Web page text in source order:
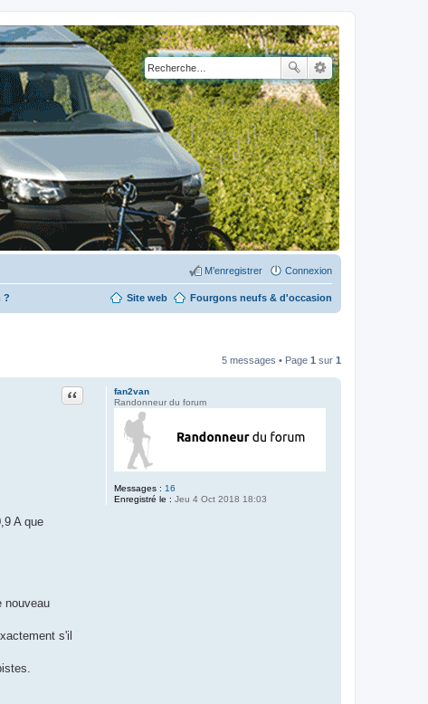
Connexion
M’enregistrer
? Fourgons neufs & d'occasion
Site web
5 messages • Page 1 sur 1
fan2van
Randonneur du forum
Messages : 16
Enregistré le : Jeu 4 Oct 2018 18:03
Citation
A que
nouveau
s'il